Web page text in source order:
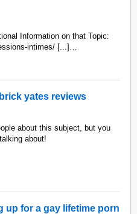
Information on that Topic:
intimes/ [...]…
yates reviews
about this subject, but you
about!
up for a gay lifetime porn